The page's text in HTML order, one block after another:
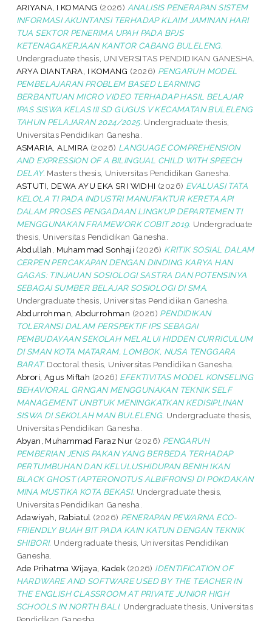
ARIYANA, I KOMANG (2026) ANALISIS PENERAPAN SISTEM
INFORMASI AKUNTANSI TERHADAP KLAIM JAMINAN HARI
TUA SEKTOR PENERIMA UPAH PADA BPJS
KETENAGAKERJAAN KANTOR CABANG BULELENG.
Undergraduate thesis, UNIVERSITAS PENDIDIKAN GANESHA.
ARYA DIANTARA, I KOMANG (2026) PENGARUH MODEL
PEMBELAJARAN PROBLEM BASED LEARNING
BERBANTUAN MICRO VIDEO TERHADAP HASIL BELAJAR
IPAS SISWA KELAS III SD GUGUS V KECAMATAN BULELENG
TAHUN PELAJARAN 2024/2025. Undergraduate thesis,
Universitas Pendidikan Ganesha.
ASMARIA, ALMIRA (2026) LANGUAGE COMPREHENSION
AND EXPRESSION OF A BILINGUAL CHILD WITH SPEECH
DELAY. Masters thesis, Universitas Pendidikan Ganesha.
ASTUTI, DEWA AYU EKA SRI WIDHI (2026) EVALUASI TATA
KELOLA TI PADA INDUSTRI MANUFAKTUR KERETA API
DALAM PROSES PENGADAAN LINGKUP DEPARTEMEN TI
MENGGUNAKAN FRAMEWORK COBIT 2019. Undergraduate
thesis, Universitas Pendidikan Ganesha.
Abdullah, Muhammad Sonhaji (2026) KRITIK SOSIAL DALAM
CERPEN PERCAKAPAN DENGAN DINDING KARYA HAN
GAGAS: TINJAUAN SOSIOLOGI SASTRA DAN POTENSINYA
SEBAGAI SUMBER BELAJAR SOSIOLOGI DI SMA.
Undergraduate thesis, Universitas Pendidikan Ganesha.
Abdurrohman, Abdurrohman (2026) PENDIDIKAN
TOLERANSI DALAM PERSPEKTIF IPS SEBAGAI
PEMBUDAYAAN SEKOLAH MELALUI HIDDEN CURRICULUM
DI SMAN KOTA MATARAM, LOMBOK, NUSA TENGGARA
BARAT. Doctoral thesis, Universitas Pendidikan Ganesha.
Abrori, Agus Miftah (2026) EFEKTIVITAS MODEL KONSELING
BEHAVIORAL GRNGAN MENGGUNAKAN TEKNIK SELF
MANAGEMENT UNBTUK MENINGKATKAN KEDISIPLINAN
SISWA DI SEKOLAH MAN BULELENG. Undergraduate thesis,
Universitas Pendidikan Ganesha.
Abyan, Muhammad Faraz Nur (2026) PENGARUH
PEMBERIAN JENIS PAKAN YANG BERBEDA TERHADAP
PERTUMBUHAN DAN KELULUSHIDUPAN BENIH IKAN
BLACK GHOST (APTERONOTUS ALBIFRONS) DI POKDAKAN
MINA MUSTIKA KOTA BEKASI. Undergraduate thesis,
Universitas Pendidikan Ganesha.
Adawiyah, Rabiatul (2026) PENERAPAN PEWARNA ECO-
FRIENDLY BUAH BIT PADA KAIN KATUN DENGAN TEKNIK
SHIBORI. Undergraduate thesis, Universitas Pendidikan
Ganesha.
Ade Prihatma Wijaya, Kadek (2026) IDENTIFICATION OF
HARDWARE AND SOFTWARE USED BY THE TEACHER IN
THE ENGLISH CLASSROOM AT PRIVATE JUNIOR HIGH
SCHOOLS IN NORTH BALI. Undergraduate thesis, Universitas
Pendidikan Ganesha.